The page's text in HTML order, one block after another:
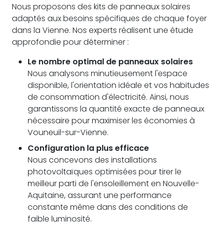
Nous proposons des kits de panneaux solaires
adaptés aux besoins spécifiques de chaque foyer
dans la Vienne. Nos experts réalisent une étude
approfondie pour déterminer :
Le nombre optimal de panneaux solaires
Nous analysons minutieusement l'espace
disponible, l'orientation idéale et vos habitudes
de consommation d'électricité. Ainsi, nous
garantissons la quantité exacte de panneaux
nécessaire pour maximiser les économies à
Vouneuil-sur-Vienne.
Configuration la plus efficace
Nous concevons des installations
photovoltaïques optimisées pour tirer le
meilleur parti de l'ensoleillement en Nouvelle-
Aquitaine, assurant une performance
constante même dans des conditions de
faible luminosité.